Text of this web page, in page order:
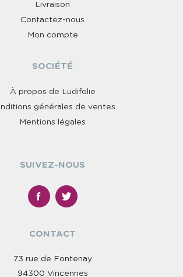
Livraison
Contactez-nous
Mon compte
SOCIÉTÉ
À propos de Ludifolie
générales de ventes
Mentions légales
SUIVEZ-NOUS
CONTACT
73 rue de Fontenay
94300 Vincennes